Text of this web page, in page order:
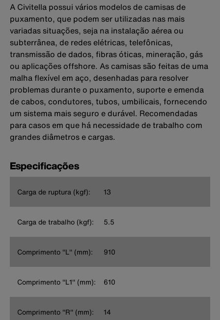
A Civitella possui vários modelos de camisas de
puxamento, que podem ser utilizadas nas mais
variadas situações, seja na instalação aérea ou
subterrânea, de redes elétricas, telefônicas,
transmissão de dados, fibras óticas, mineração, gás
ou aplicações offshore. As camisas são feitas de uma
malha flexível em aço, desenhadas para resolver
problemas durante o puxamento, suporte e emenda
de cabos, condutores, tubos, umbilicais, fornecendo
um sistema mais seguro e durável. Recomendadas
para casos em que há necessidade de trabalho com
grandes diâmetros e cargas.
Especificações
Carga de ruptura (kgf): 13
Carga de trabalho (kgf): 5.5
Comprimento ''L'' (mm): 910
Comprimento ''L1'' (mm): 610
Comprimento ''R'' (mm): 14